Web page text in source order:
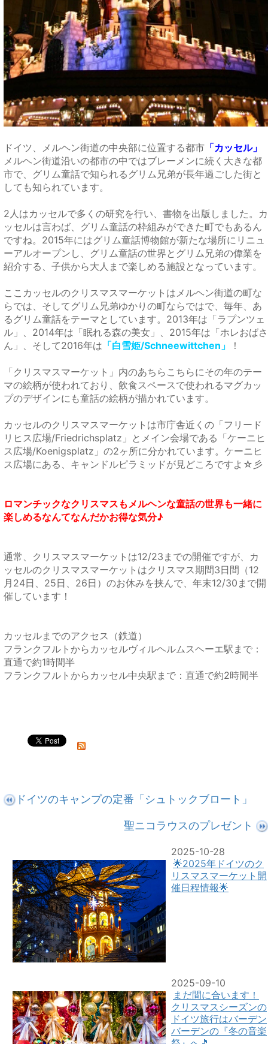
ドイツ、メルヘン街道の中央部に位置する都市 「カッセル」
メルヘン街道沿いの都市の中ではブレーメンに続く大きな都
市で、グリム童話で知られるグリム兄弟が長年過ごした街と
しても知られています。
2人はカッセルで多くの研究を行い、書物を出版しました。カ
ッセルは言わば、 グリム童話の枠組みができた町でもあるん
ですね。 2015年にはグリム童話博物館が新たな場所にリニュ
ーアルオープンし、グリム童話の世界とグリム兄弟の偉業を
紹介する、子供から大人まで楽しめる施設となっています。
ここカッセルのクリスマスマーケットはメルヘン街道の町な
らでは、そしてグリム兄弟ゆかりの町ならではで、毎年、あ
るグリム童話をテーマとしています。 2013年は「ラプンツェ
ル」、2014年は「眠れる森の美女」、2015年は「ホレおばさ
ん」、そして2016年は 「白雪姫/Schneewittchen」 ！
「クリスマスマーケット」内のあちらこちらにその年のテー
マの絵柄が使われており、飲食スペースで使われるマグカッ
プのデザインにも童話の絵柄が描かれています。
カッセルのクリスマスマーケットは市庁舎近くの「フリード
リヒス広場/Friedrichsplatz」とメイン会場である「ケーニヒ
ス広場/Koenigsplatz」の2ヶ所に分かれています。 ケーニヒ
ス広場にある、キャンドルピラミッドが見どころですよ☆彡
ロマンチックなクリスマスもメルヘンな童話の世界も一緒に
楽しめるなんてなんだかお得な気分♪
通常、クリスマスマーケットは12/23までの開催ですが、カ
ッセルのクリスマスマーケットはクリスマス期間3日間（12
月24日、25日、26日）のお休みを挟んで、年末12/30まで開
催しています！
カッセルまでのアクセス（鉄道）
フランクフルトからカッセルヴィルヘルムスヘーエ駅まで：
直通で約1時間半
フランクフルトからカッセル中央駅まで：直通で約2時間半
ドイツのキャンプの定番「シュトックブロート」
聖ニコラウスのプレゼント
2025-10-28
🌟2025年ドイツのク
リスマスマーケット開
催日程情報🌟
2025-09-10
まだ間に合います！
クリスマスシーズンの
ドイツ旅行はバーデン
バーデンの『冬の音楽